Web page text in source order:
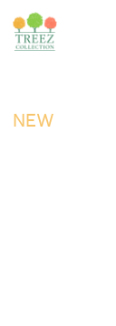
NEW